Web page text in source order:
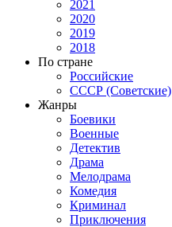
2021
2020
2019
2018
По стране
Российские
СССР (Советские)
Жанры
Боевики
Военные
Детектив
Драма
Мелодрама
Комедия
Криминал
Приключения